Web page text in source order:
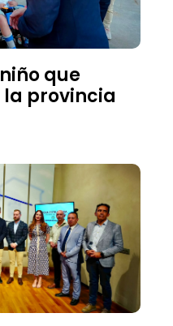
que
provincia